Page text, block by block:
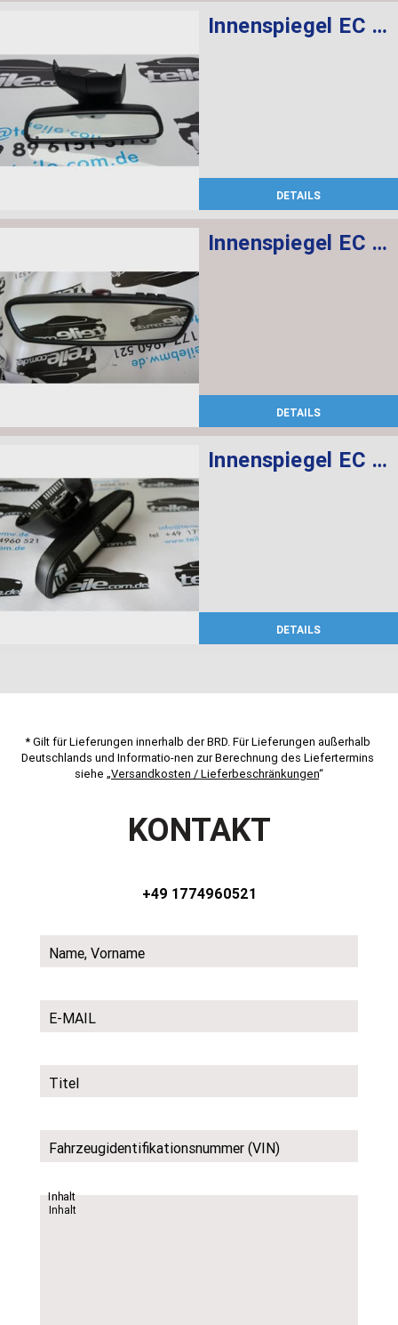
Innenspiegel EC / LED / GTO
DETAILS
Innenspiegel EC / LED / GTO
DETAILS
Innenspiegel EC / LED / GTO
DETAILS
* Gilt für Lieferungen innerhalb der BRD. Für Lieferungen außerhalb
Deutschlands und Informatio-nen zur Berechnung des Liefertermins
siehe „Versandkosten / Lieferbeschränkungen“
KONTAKT
+49 1774960521
Name, Vorname
E-MAIL
Titel
Fahrzeugidentifikationsnummer (VIN)
Inhalt